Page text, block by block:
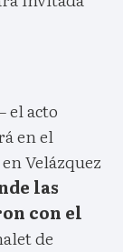
el acto
en el
Velázquez
las
con el
de